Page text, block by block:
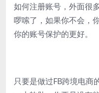
如何注册账号，外面很
啰嗦了，如果你不会，
你的账号保护的更好。
只要是做过FB跨境电商